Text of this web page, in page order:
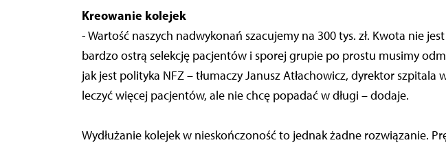
Kreowanie kolejek
- Wartość naszych nadwykonań szacujemy na 300 tys. zł. Kwota nie
bardzo ostrą selekcję pacjentów i sporej grupie po prostu musimy
jak jest polityka NFZ – tłumaczy Janusz Atłachowicz, dyrektor szpitala
leczyć więcej pacjentów, ale nie chcę popadać w długi – dodaje.
Wydłużanie kolejek w nieskończoność to jednak żadne rozwiązanie.